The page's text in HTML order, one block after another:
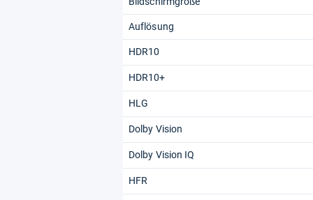
Auflösung
HDR10
HDR10+
HLG
Dolby Vision
Dolby Vision IQ
HFR